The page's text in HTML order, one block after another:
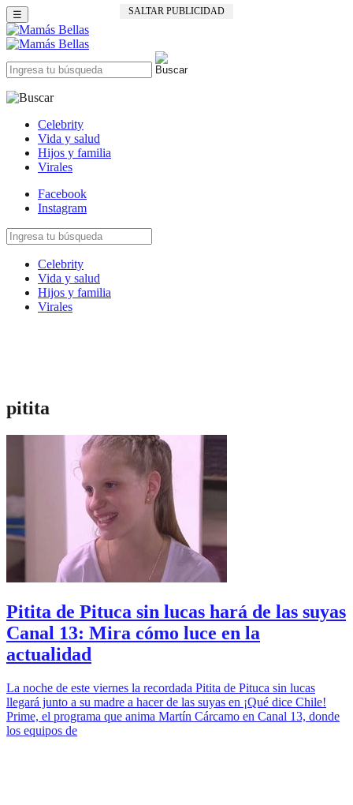
SALTAR PUBLICIDAD
☰
Celebrity
Vida y salud
Hijos y familia
Virales
Facebook
Instagram
Celebrity
Vida y salud
Hijos y familia
Virales
pitita
Pitita de Pituca sin lucas hará de las suyas
Canal 13: Mira cómo luce en la
actualidad
La noche de este viernes la recordada Pitita de Pituca sin lucas
llegará junto a su madre a hacer de las suyas en ¡Qué dice Chile!
Prime, el programa que anima Martín Cárcamo en Canal 13, donde
los equipos de